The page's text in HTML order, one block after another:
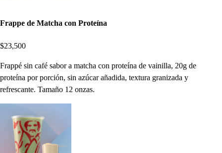
Frappe de Matcha con Proteína
$23,500
Frappé sin café sabor a matcha con proteína de vainilla, 20g de
proteína por porción, sin azúcar añadida, textura granizada y
refrescante. Tamaño 12 onzas.